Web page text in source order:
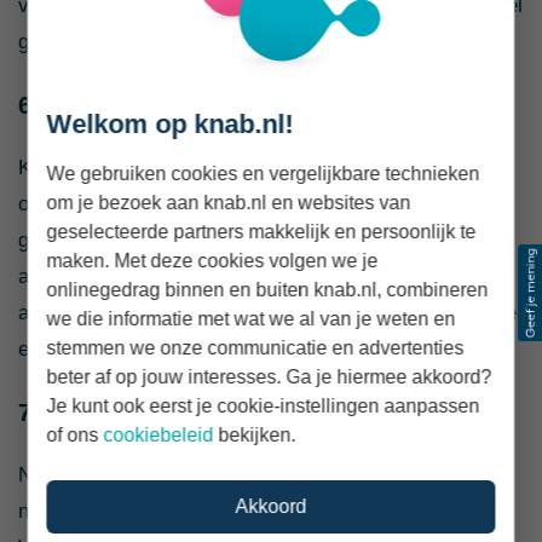
vastliggen en betaal niet meer dan nodig vooruit. In veel
gevallen is maximaal 25% gebruikelijk.
6. Trek samen op met andere kopers
Koop je in een groter nieuwbouwproject? Dan loont het
om contact te zoeken met andere kopers. Door
gezamenlijk wensen te bespreken, kun je soms betere
afspraken maken over prijs en uitvoering. Eén
aanspreekpunt richting de bouwer werkt vaak efficiënter
en overzichtelijker.
7. Controleer het meerwerk bij oplevering
Neem bij de oplevering iemand mee met verstand van
nieuwbouw en bouwkundige zaken, bijvoorbeeld via
Welkom op knab.nl!
We gebruiken cookies en vergelijkbare technieken
om je bezoek aan knab.nl en websites van
geselecteerde partners makkelijk en persoonlijk te
maken. Met deze cookies volgen we je
onlinegedrag binnen en buiten knab.nl, combineren
we die informatie met wat we al van je weten en
stemmen we onze communicatie en advertenties
beter af op jouw interesses. Ga je hiermee akkoord?
Je kunt ook eerst je cookie-instellingen aanpassen
of onscookiebeleid bekijken.
Akkoord